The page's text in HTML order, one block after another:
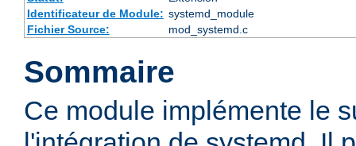
Identificateur de Module: systemd_module
Fichier Source:
mod_systemd.c
Sommaire
Ce module implémente le